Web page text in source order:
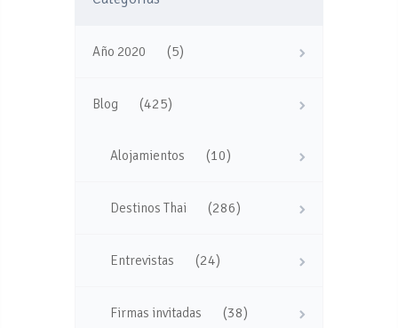
Año 2020 (5)
Blog (425)
Alojamientos (10)
Destinos Thai (286)
Entrevistas (24)
Firmas invitadas (38)